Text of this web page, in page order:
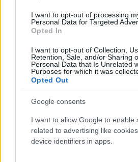
I want to opt-out of processing
Personal Data for Targeted
Opted In
I want to opt-out of Collection,
Retention, Sale, and/or Sharing
Personal Data that Is Unrelated
Purposes for which it was
Opted Out
Google consents
I want to allow Google to enable
related to advertising like
device identifiers in apps.
Κάνε κλικ και δες